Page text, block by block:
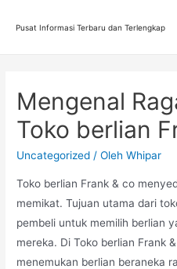
Pusat Informasi Terbaru dan Terlengkap
Mengenal
Toko berlian
Uncategorized / OlehWhipar
Toko berlian Frank & co
memikat. Tujuan utama dari
pembeli untuk memilih berlian
mereka. Di Toko berlian Frank
menemukan berlian beraneka